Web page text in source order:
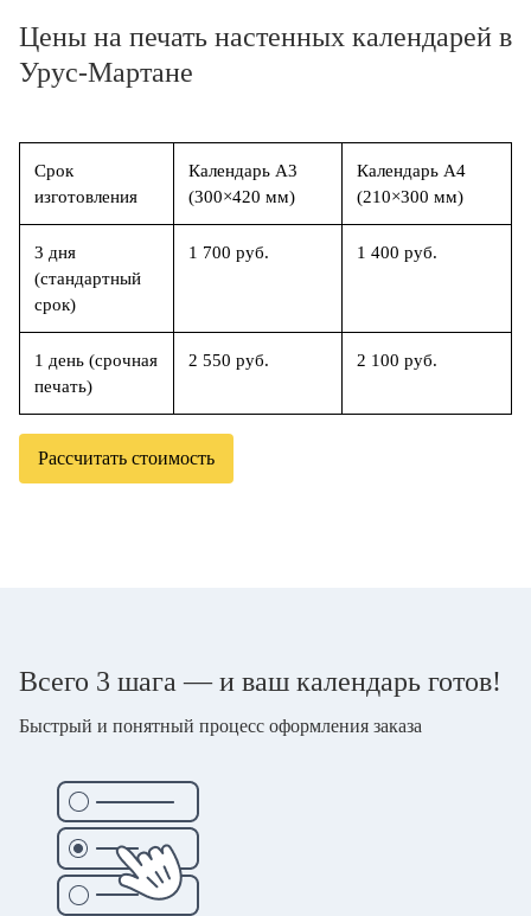
Цены на печать настенных календарей в
Урус-Мартане
Срок
изготовления
Календарь А3
(300×420 мм)
Календарь А4
(210×300 мм)
3 дня
(стандартный
срок)
1 700 руб. 1 400 руб.
1 день (срочная
печать)
2 550 руб. 2 100 руб.
Рассчитать стоимость
Всего 3 шага — и ваш календарь готов!
Быстрый и понятный процесс оформления заказа